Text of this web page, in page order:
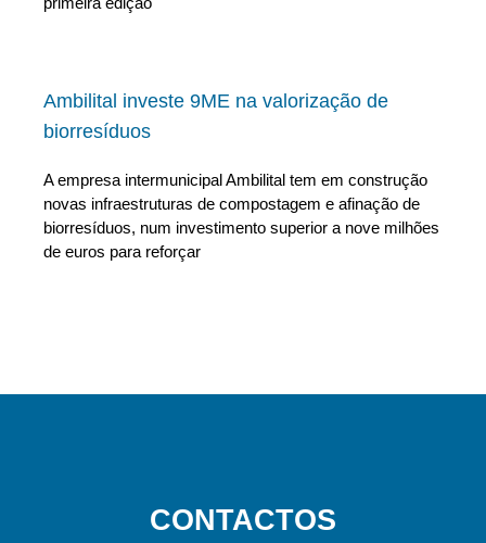
Ambilital investe 9ME na valorização de
biorresíduos
A empresa intermunicipal Ambilital tem em construção
novas infraestruturas de compostagem e afinação de
biorresíduos, num investimento superior a nove milhões
de euros para reforçar
CONTACTOS